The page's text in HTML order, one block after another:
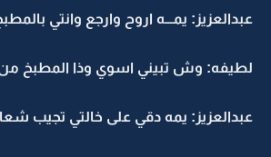
عبدالعزيز: يمـــه اروح وارجع وانتي
لطيفه: وش تبيني اسوي وذا المطبخ من
عبدالعزيز: يمه دقي على خالتي تجيب